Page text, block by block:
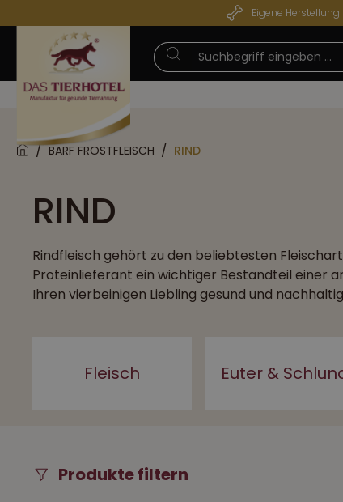
Zur Hauptnavigation springenEigene Herstellung
BARF FROSTFLEISCH RIND
RIND
Rindfleisch gehört zu den beliebtesten
Proteinlieferant ein wichtiger Bestandteil einer
Ihren vierbeinigen Liebling gesund und
Fleisch Euter &
Produkte filtern